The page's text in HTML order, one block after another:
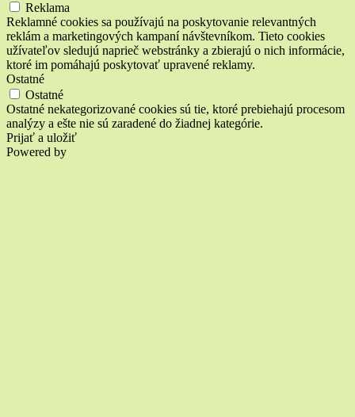
Reklama
Reklamné cookies sa používajú na poskytovanie relevantných
reklám a marketingových kampaní návštevníkom. Tieto cookies
užívateľov sledujú naprieč webstránky a zbierajú o nich informácie,
ktoré im pomáhajú poskytovať upravené reklamy.
Ostatné
Ostatné
Ostatné nekategorizované cookies sú tie, ktoré prebiehajú procesom
analýzy a ešte nie sú zaradené do žiadnej kategórie.
Prijať a uložiť
Powered by